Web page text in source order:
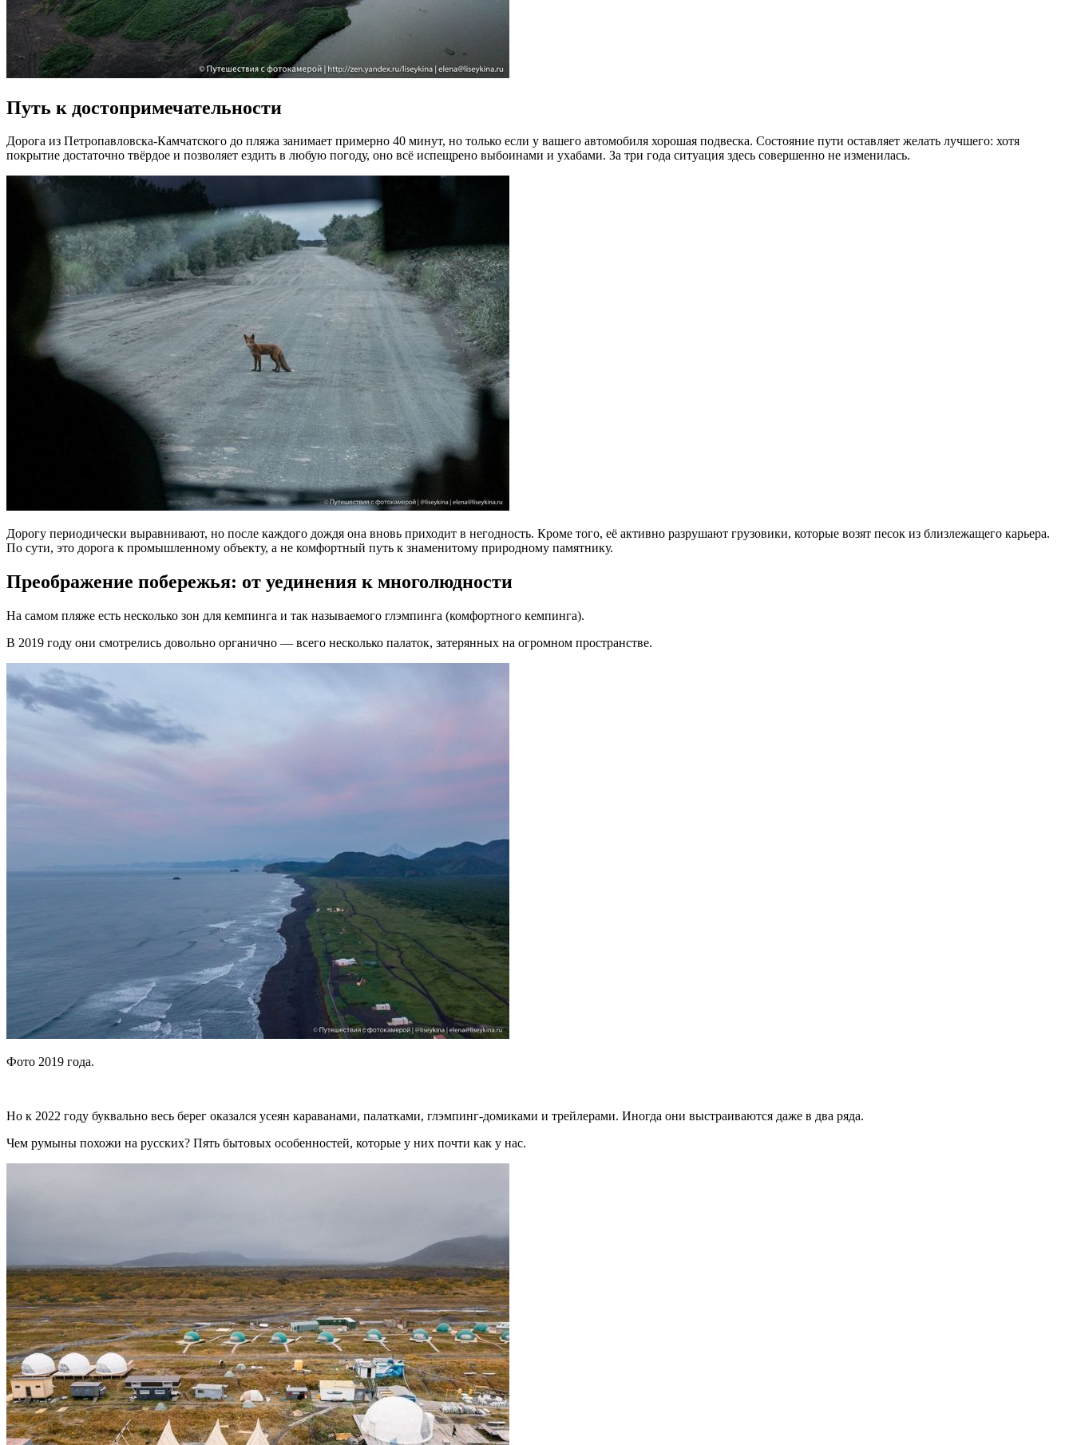
Путь к достопримечательности
Дорога из Петропавловска-Камчатского до пляжа занимает примерно 40 минут, но только если у вашего автомобиля хорошая подвеска. Состояние пути оставляет желать лучшего: хотя
покрытие достаточно твёрдое и позволяет ездить в любую погоду, оно всё испещрено выбоинами и ухабами. За три года ситуация здесь совершенно не изменилась.
Дорогу периодически выравнивают, но после каждого дождя она вновь приходит в негодность. Кроме того, её активно разрушают грузовики, которые возят песок из близлежащего карьера.
По сути, это дорога к промышленному объекту, а не комфортный путь к знаменитому природному памятнику.
Преображение побережья: от уединения к многолюдности
На самом пляже есть несколько зон для кемпинга и так называемого глэмпинга (комфортного кемпинга).
В 2019 году они смотрелись довольно органично — всего несколько палаток, затерянных на огромном пространстве.
Фото 2019 года.
Но к 2022 году буквально весь берег оказался усеян караванами, палатками, глэмпинг-домиками и трейлерами. Иногда они выстраиваются даже в два ряда.
Чем румыны похожи на русских? Пять бытовых особенностей, которые у них почти как у нас.